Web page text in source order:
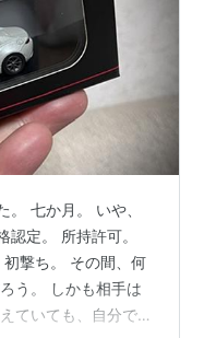
。 七か月。 いや、
認定。 所持許可。
撃ち。 その間、何
う。 しかも相手は
ていても、自分では